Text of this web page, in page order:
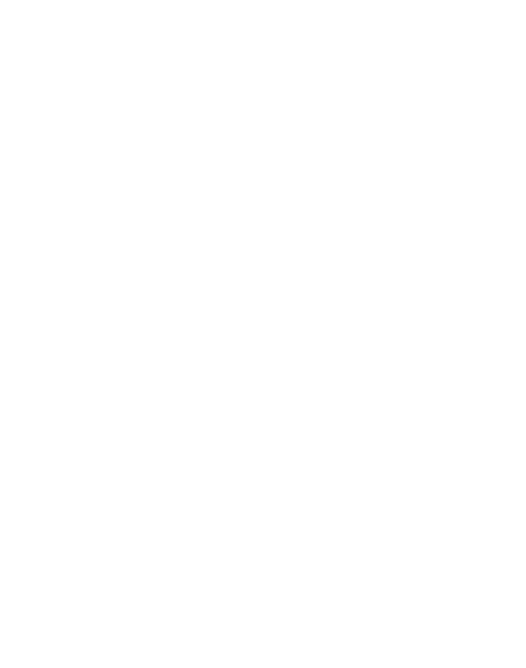
balkóna. Apartmán s prímorskou polohou je moderne zariadený a
záhradu. Izba je farebne zariadená a má velkú vlastnú kúpelnu.
bicykle a autá. Medzi oblúbené športové cinnosti patria:
Tenisový kurt